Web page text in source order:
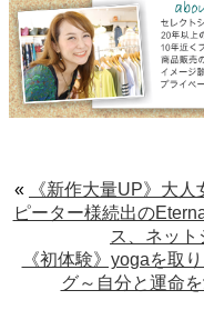
«
《新作大量UP》大
ピーター様続出の
ス、ネット
《初体験》yogaを取
グ～自分と運命